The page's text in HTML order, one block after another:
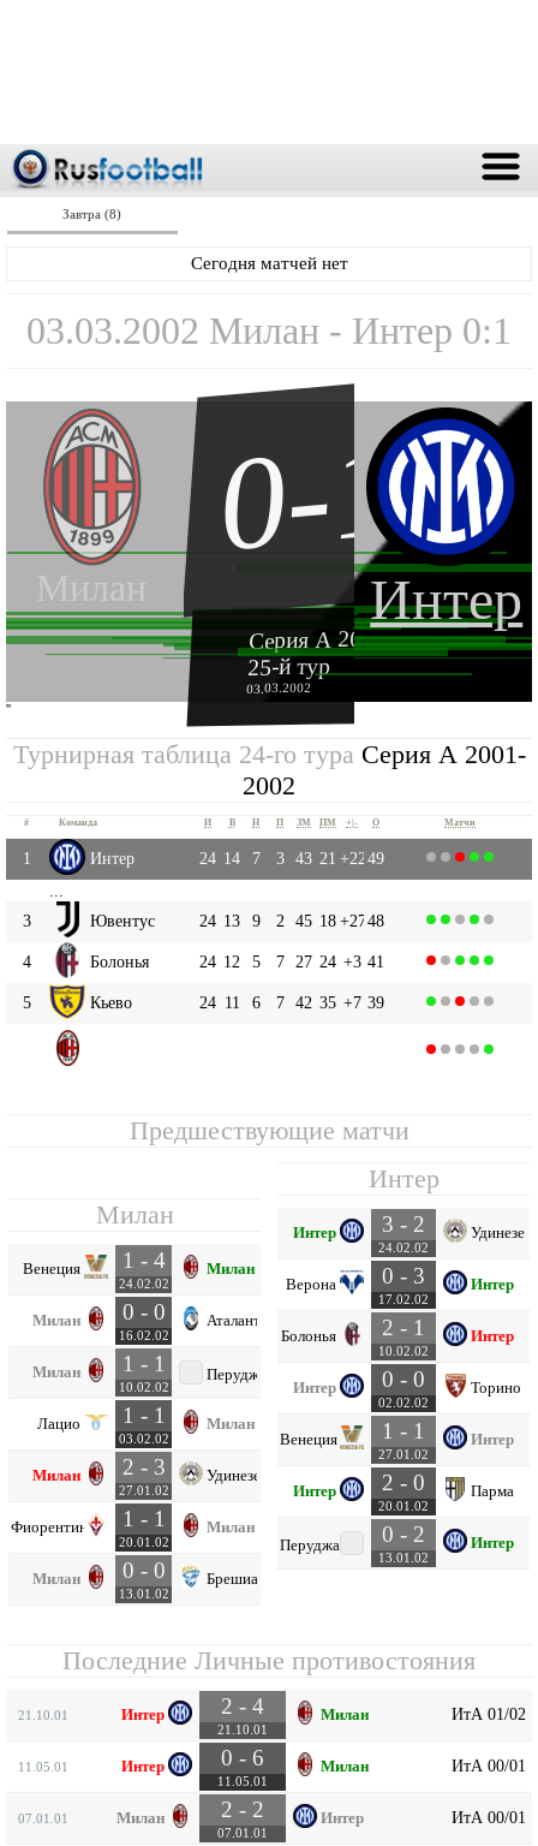
Завтра (8)
Сегодня матчей нет
03.03.2002 Милан - Интер 0:1
Милан Интер
0-1
Серия А 2001-2002
25-й тур
03.03.2002
''
Турнирная таблица 24-го тура Серия А 2001-
2002
# Команда И В Н П ЗМ ПМ +|- О Матчи
1 Интер 24 14 7 3 43 21 +2249
3
Ювентус 24 13 9 2 45 18+2748
4 Болонья 24 12 5 7 27 24 +3 41
5 Кьево 24 11 6 7 42 35 +7 39
Предшествующие матчи
Милан
Венеция 1 - 4
24.02.02
Милан
Милан 0 - 0
16.02.02
Аталанта
Милан 1 - 1
10.02.02
Перуджа
Лацио 1 - 1
03.02.02
Милан
Милан 2 - 3
27.01.02
Удинезе
Фиорентина 1 - 1
20.01.02
Милан
Милан 0 - 0
13.01.02
Брешиа
Интер
Интер 3 - 2
24.02.02
Удинезе
Верона 0 - 3
17.02.02
Интер
Болонья 2 - 1
10.02.02
Интер
Интер 0 - 0
02.02.02
Торино
Венеция 1 - 1
27.01.02
Интер
Интер 2 - 0
20.01.02
Парма
Перуджа 0 - 2
13.01.02
Интер
Последние Личные противостояния
21.10.01 Интер 2 - 4
21.10.01
Милан ИтА 01/02
11.05.01 Интер 0 - 6
11.05.01
Милан ИтА 00/01
07.01.01 Милан 2 - 2
07.01.01
Интер ИтА 00/01